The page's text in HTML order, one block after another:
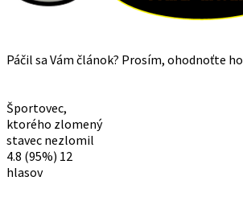
Páčil sa Vám článok? Prosím, ohodnoťte ho
Športovec,
ktorého zlomený
stavec nezlomil
4.8 (95%) 12
hlasov